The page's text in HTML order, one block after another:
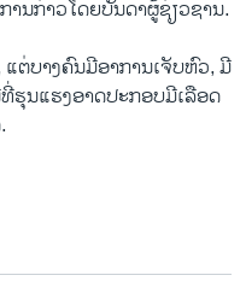
ານກ່າວໂດຍບັນດາຜູ້ຊ່ຽວຊານ.
ຕ່ບາງຄົນມີອາການເຈັບຫົວ, ມີ
ຮຸນແຮງອາດປະກອບມີເລືອດ